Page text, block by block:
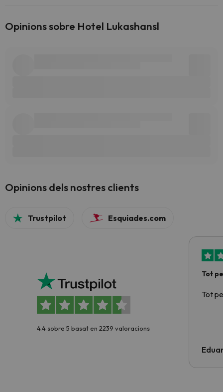
Opinions sobre Hotel Lukashansl
Opinions dels nostres clients
Trustpilot Esquiades.com
4.4 sobre 5 basat en 2239 valoracions
Tot
Tot